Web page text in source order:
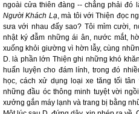
ngoài cửa thiên đàng -- chẳng phải đó
Người Khách Lạ, mà tôi với Thiện đọc
sưa với nhau đấy sao? Tôi mỉm cười,
nhật ký đẫm những ái ân, nước mắt,
xuống khỏi giường vì hờn lẫy, cùng
D. là phần lớn Thiện ghi những khó
huấn luyện cho đám lính, trong đó
học, cách xử dụng loại xe tăng tối
những đầu óc thông minh tuyệt vời
xưởng gắn máy lạnh và trang bị bằng